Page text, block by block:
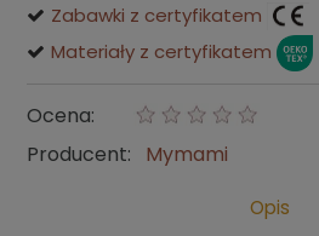
Zabawki z certyfikatem
Materiały z certyfikatem
Ocena:
Producent:
Mymami
Opis